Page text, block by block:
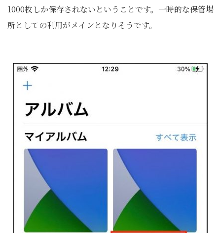
1000枚しか保存されないということです。一時的な保管場
所としての利用がメインとなりそうです。